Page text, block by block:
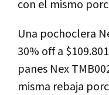
con el mismo
Una pochoclera
30% off a
panes Nex
misma rebaja